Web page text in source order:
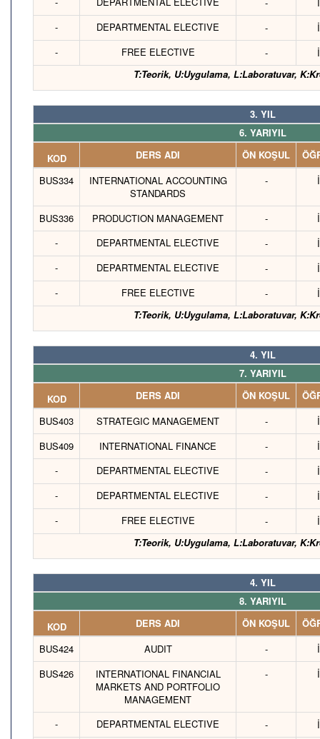
-
DEPARTMENTAL ELECTIVE -
-
FREE ELECTIVE -
T:Teorik, U:Uygulama, L:Laboratuvar,
3. YIL
6. YARIYIL
KOD
DERS ADI ÖN KOŞUL
BUS334
INTERNATIONAL ACCOUNTING
STANDARDS
-
BUS336 PRODUCTION MANAGEMENT -
-
DEPARTMENTAL ELECTIVE -
-
DEPARTMENTAL ELECTIVE -
-
FREE ELECTIVE -
T:Teorik, U:Uygulama, L:Laboratuvar,
4. YIL
7. YARIYIL
KOD
DERS ADI ÖN KOŞUL
BUS403
STRATEGIC MANAGEMENT -
BUS409
INTERNATIONAL FINANCE -
-
DEPARTMENTAL ELECTIVE -
-
DEPARTMENTAL ELECTIVE -
-
FREE ELECTIVE -
T:Teorik, U:Uygulama, L:Laboratuvar,
4. YIL
8. YARIYIL
KOD
DERS ADI ÖN KOŞUL
BUS424
AUDIT -
BUS426
INTERNATIONAL FINANCIAL
MARKETS AND PORTFOLIO
MANAGEMENT
-
- DEPARTMENTAL ELECTIVE -